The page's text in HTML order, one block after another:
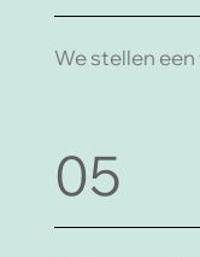
We stellen
05